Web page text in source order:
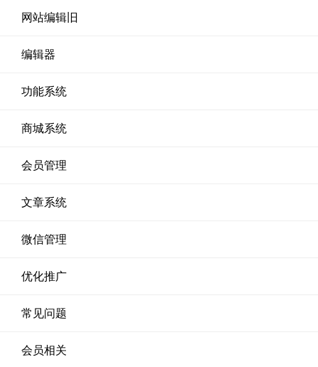
网站编辑旧
编辑器
功能系统
商城系统
会员管理
文章系统
微信管理
优化推广
常见问题
会员相关